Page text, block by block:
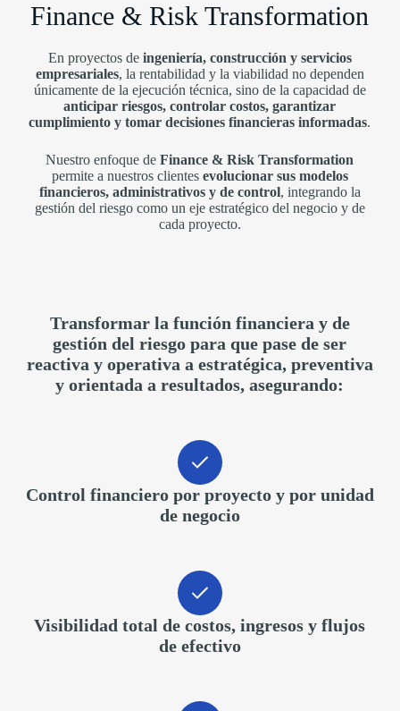
Finance & Risk Transformation
En proyectos de ingeniería, construcción y servicios
empresariales, la rentabilidad y la viabilidad no dependen
únicamente de la ejecución técnica, sino de la capacidad de
anticipar riesgos, controlar costos, garantizar
cumplimiento y tomar decisiones financieras informadas.
Nuestro enfoque deFinance & Risk Transformation
permite a nuestros clientes evolucionar sus modelos
financieros, administrativos y de control, integrando la
gestión del riesgo como un eje estratégico del negocio y de
cada proyecto.
Transformar la función financiera y de
gestión del riesgo para que pase de ser
reactiva y operativa a estratégica, preventiva
y orientada a resultados, asegurando:
Control financiero por proyecto y por unidad
de negocio
Visibilidad total de costos, ingresos y flujos
de efectivo